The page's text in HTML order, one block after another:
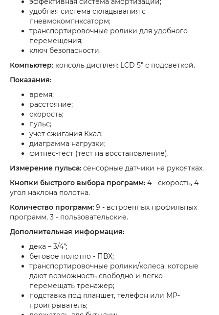
удобная система складывания с
пневмокомпнксаторм;
транспортировочные ролики для удобного
перемещения;
ключ безопасности.
Компьютер: консоль дисплея: LCD 5" с подсветкой.
Показания:
время;
расстояние;
скорость;
пульс;
учет сжигания Ккал;
диаграмма нагрузки;
фитнес-тест (тест на восстановление).
Измерение пульса: сенсорные датчики на рукоятках.
Кнопки быстрого выбора программ: 4 - скорость, 4 -
угол наклона полотна.
Количество программ: 9 - встроенных профильных
программ, 3 - пользовательские.
Дополнительная информация:
дека – 3/4";
беговое полотно - ПВХ;
транспортировочные ролики/колеса, которые
дают возможность свободно и легко
перемещать тренажер;
подставка под планшет, телефон или МР-
проигрыватель;